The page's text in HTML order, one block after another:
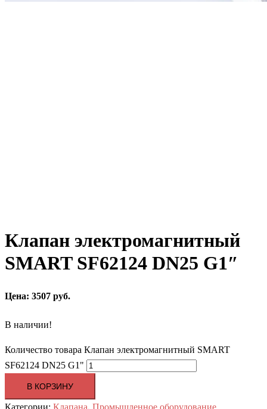
Клапан электромагнитный
SMART SF62124 DN25 G1″
Цена: 3507 руб.
В наличии!
Количество товара Клапан электромагнитный SMART
SF62124 DN25 G1"
В КОРЗИНУ